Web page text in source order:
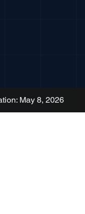
May 8, 2026